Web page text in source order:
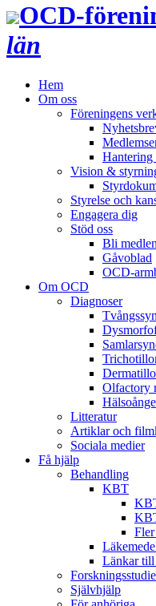
län
Hem
Om oss
Föreningens
Hantering
Vision &
Styrelse och
Engagera dig
Stöd oss
Bli
Gåvoblad
OCD-
Om OCD
Diagnoser
Olfactory
Litteratur
Artiklar och
Sociala medier
Få hjälp
Behandling
KBT
Länkar
Självhjälp